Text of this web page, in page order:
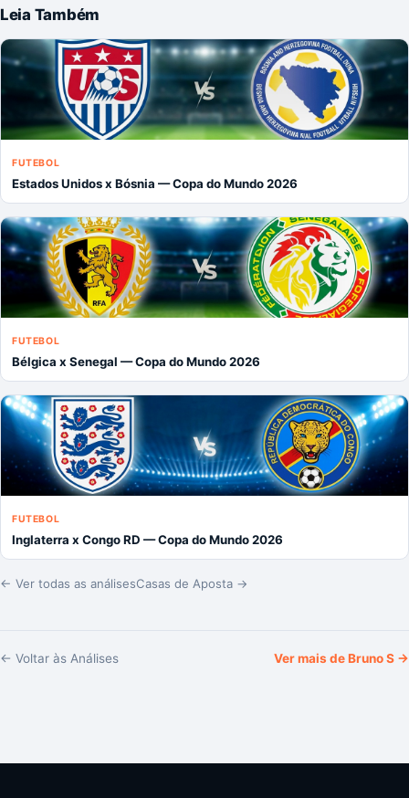
Leia Também
FUTEBOL
Estados Unidos x Bósnia — Copa do Mundo 2026
FUTEBOL
Bélgica x Senegal — Copa do Mundo 2026
FUTEBOL
Inglaterra x Congo RD — Copa do Mundo 2026
← Ver todas as análisesCasas de Aposta →
← Voltar às Análises Ver mais deBruno S →